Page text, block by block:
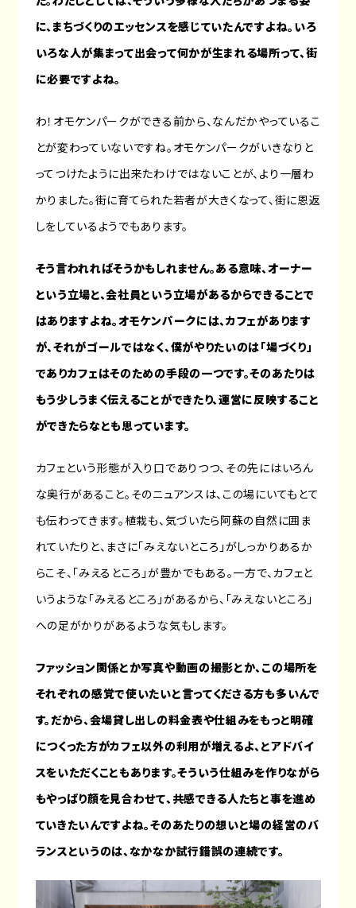
に、まちづくりのエッセンスを感じていたんですよね。いろ
いろな人が集まって出会って何かが生まれる場所って、街
に必要ですよね。
わ！オモケンパークができる前から、なんだかやっているこ
とが変わっていないですね。オモケンパークがいきなりと
ってつけたように出来たわけではないことが、より一層わ
かりました。街に育てられた若者が大きくなって、街に恩返
しをしているようでもあります。
そう言われればそうかもしれません。ある意味、オーナー
という立場と、会社員という立場があるからできることで
はありますよね。オモケンパークには、カフェがあります
が、それがゴールではなく、僕がやりたいのは「場づくり」
でありカフェはそのための手段の一つです。そのあたりは
もう少しうまく伝えることができたり、運営に反映すること
ができたらなとも思っています。
カフェという形態が入り口でありつつ、その先にはいろん
な奥行があること。そのニュアンスは、この場にいてもとて
も伝わってきます。植栽も、気づいたら阿蘇の自然に囲ま
れていたりと、まさに「みえないところ」がしっかりあるか
らこそ、「みえるところ」が豊かでもある。一方で、カフェと
いうような「みえるところ」があるから、「みえないところ」
への足がかりがあるような気もします。
ファッション関係とか写真や動画の撮影とか、この場所を
それぞれの感覚で使いたいと言ってくださる方も多いんで
す。だから、会場貸し出しの料金表や仕組みをもっと明確
につくった方がカフェ以外の利用が増えるよ、とアドバイ
スをいただくこともあります。そういう仕組みを作りながら
もやっぱり顔を見合わせて、共感できる人たちと事を進め
ていきたいんですよね。そのあたりの想いと場の経営のバ
ランスというのは、なかなか試行錯誤の連続です。